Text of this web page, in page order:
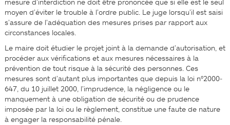
mesure d’interdiction ne doit être prononcée que si elle est le seul
moyen d’éviter le trouble à l’ordre public. Le juge lorsqu’il est saisi
s’assure de l’adéquation des mesures prises par rapport aux
circonstances locales.
Le maire doit étudier le projet joint à la demande d’autorisation, et
procéder aux vérifications et aux mesures nécessaires à la
prévention de tout risque à la sécurité des personnes. Ces
mesures sont d’autant plus importantes que depuis la loi n°2000­
647, du 10 juillet 2000, l’imprudence, la négligence ou le
manquement à une obligation de sécurité ou de prudence
imposée par la loi ou le règlement, constitue une faute de nature
à engager la responsabilité pénale.